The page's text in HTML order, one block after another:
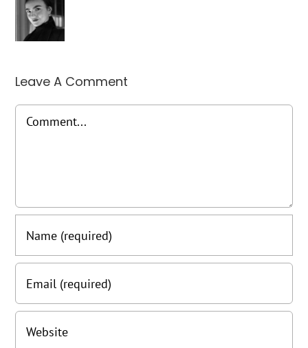
Leave A Comment
Comment